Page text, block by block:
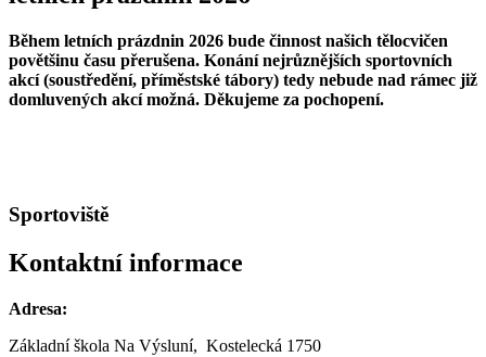
Během letních prázdnin 2026 bude činnost našich tělocvičen
povětšinu času přerušena. Konání nejrůznějších sportovních
akcí (soustředění, příměstské tábory) tedy nebude nad rámec již
domluvených akcí možná. Děkujeme za pochopení.
Sportoviště
Kontaktní informace
Adresa:
Základní škola Na Výsluní, Kostelecká 1750